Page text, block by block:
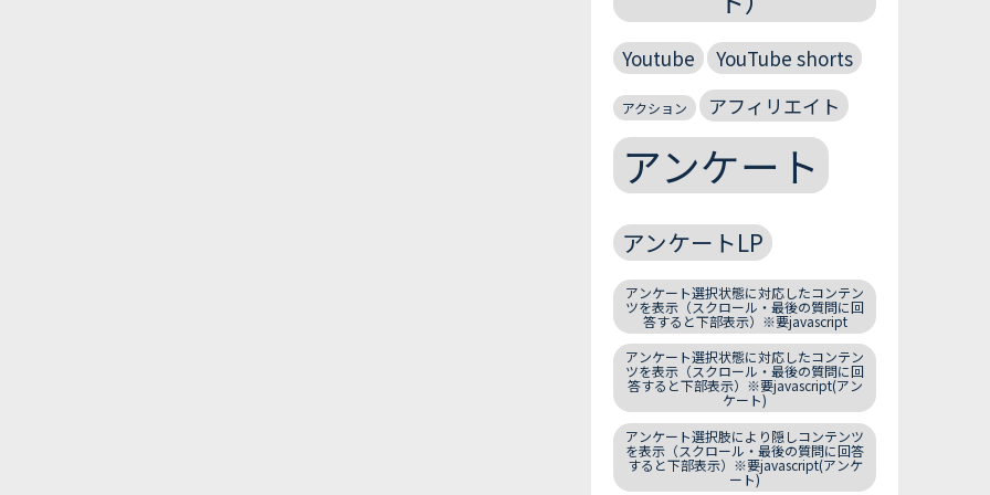
Youtube YouTube shorts
アクション アフィリエイト
アンケート
アンケートLP
アンケート選択状態に対応したコンテン
ツを表示（スクロール・最後の質問に回
答すると下部表示）※要javascript
アンケート選択状態に対応したコンテン
ツを表示（スクロール・最後の質問に回
答すると下部表示）※要javascript(アン
ケート)
アンケート選択肢により隠しコンテンツ
を表示（スクロール・最後の質問に回答
すると下部表示）※要javascript(アンケ
ート)